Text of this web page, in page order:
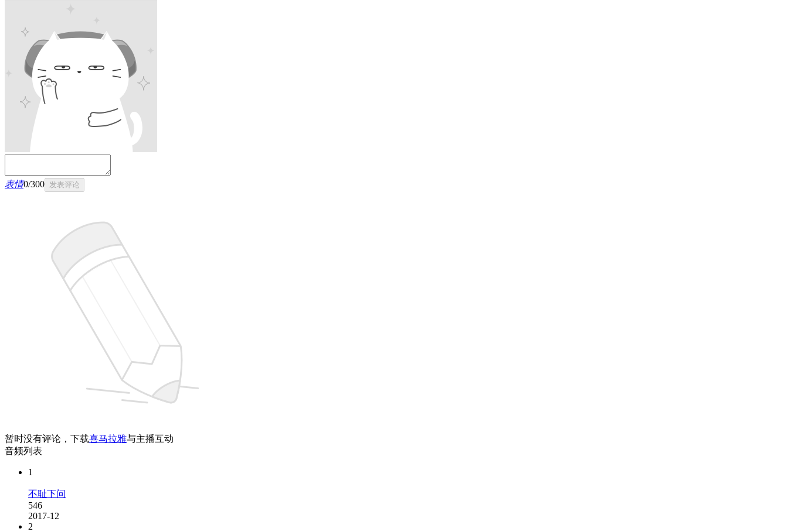
表情0/300 发表评论
暂时没有评论，下载喜马拉雅与主播互动
音频列表
1
不耻下问
546
2017-12
2